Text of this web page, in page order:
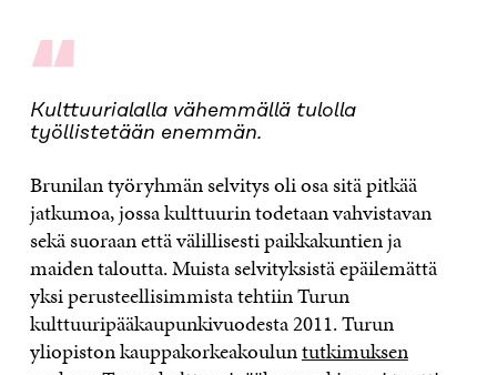
“
Kulttuurialalla vähemmällä tulolla
työllistetään enemmän.
Brunilan työryhmän selvitys oli osa sitä pitkää
jatkumoa, jossa kulttuurin todetaan vahvistavan
sekä suoraan että välillisesti paikkakuntien ja
maiden taloutta. Muista selvityksistä epäilemättä
yksi perusteellisimmista tehtiin Turun
kulttuuripääkaupunkivuodesta 2011. Turun
yliopiston kauppakorkeakouluntutkimuksen